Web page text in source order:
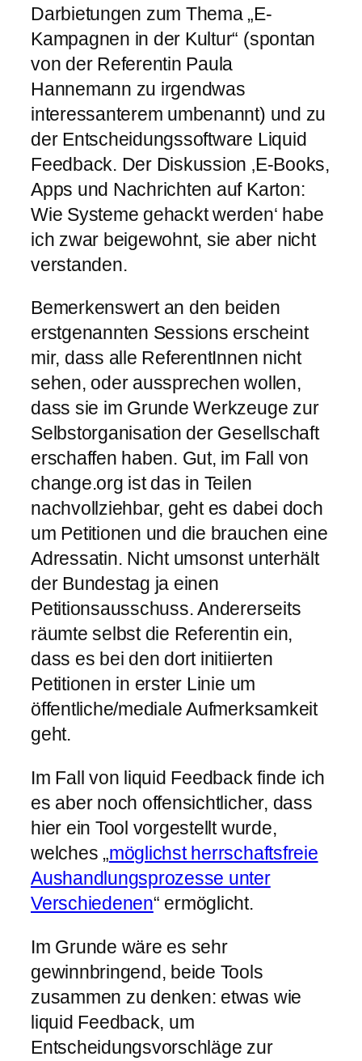
Darbietungen zum Thema „E-
Kampagnen in der Kultur“ (spontan
von der Referentin Paula
Hannemann zu irgendwas
interessanterem umbenannt) und zu
der Entscheidungssoftware Liquid
Feedback. Der Diskussion ‚E-Books,
Apps und Nachrichten auf Karton:
Wie Systeme gehackt werden‘ habe
ich zwar beigewohnt, sie aber nicht
verstanden.
Bemerkenswert an den beiden
erstgenannten Sessions erscheint
mir, dass alle ReferentInnen nicht
sehen, oder aussprechen wollen,
dass sie im Grunde Werkzeuge zur
Selbstorganisation der Gesellschaft
erschaffen haben. Gut, im Fall von
change.org ist das in Teilen
nachvollziehbar, geht es dabei doch
um Petitionen und die brauchen eine
Adressatin. Nicht umsonst unterhält
der Bundestag ja einen
Petitionsausschuss. Andererseits
räumte selbst die Referentin ein,
dass es bei den dort initiierten
Petitionen in erster Linie um
öffentliche/mediale Aufmerksamkeit
geht.
Im Fall von liquid Feedback finde ich
es aber noch offensichtlicher, dass
hier ein Tool vorgestellt wurde,
welches „möglichst herrschaftsfreie
Aushandlungsprozesse unter
Verschiedenen“ ermöglicht.
Im Grunde wäre es sehr
gewinnbringend, beide Tools
zusammen zu denken: etwas wie
liquid Feedback, um
Entscheidungsvorschläge zur